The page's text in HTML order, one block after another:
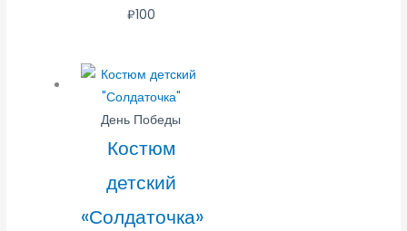
₽100
День Победы
Костюм
детский
«Солдаточка»